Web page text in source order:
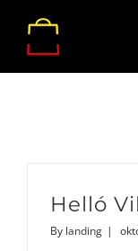
Helló
By landing |